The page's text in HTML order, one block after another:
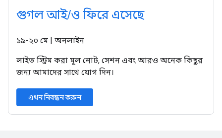
গুগল আই/ও ফিরে এসেছে
১৯-২০ মে | অনলাইন
লাইভ স্ট্রিম করা মূল নোট, সেশন এবং আরও অনেক কিছুর
জন্য আমাদের সাথে যোগ দিন।
এখন নিবন্ধন করুন